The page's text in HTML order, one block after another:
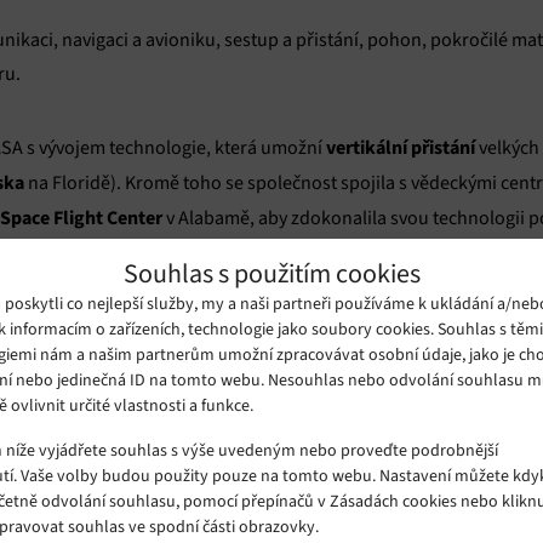
Souhlas s použitím cookies
poskytli co nejlepší služby, my a naši partneři používáme k ukládání a/
informacím o zařízeních, technologie jako soubory cookies. Souhlas s
nám a našim partnerům umožní zpracovávat osobní údaje, jako je
nebo jedinečná ID na tomto webu. Nesouhlas nebo odvolání souhlasu
ovlivnit určité vlastnosti a funkce.
vyjádřete souhlas s výše uvedeným nebo proveďte podrobnější
Vaše volby budou použity pouze na tomto webu. Nastavení můžete
odvolání souhlasu, pomocí přepínačů v Zásadách cookies nebo
souhlas ve spodní části obrazovky.
navigaci a avioniku, sestup a přistání, pohon, pokročilé
s vývojem technologie, která umožnívertikální přistání
na Floridě). Kromě toho se společnost spojila s vědeckými
Flight Centerv Alabamě, aby zdokonalila svou technologii
vývoj její rakety
s dalším vědeckým střediskem agenturyJohnson
na různá místa na Měsíci. Vedle toho bude s centrem
který by mu mohl dodat „šťávu“ až na dva týdny.
bude podílet nebo již podílí, zahrnují kompaktní vodíkový
agentuře mohl umožnit dodávat větší náklad na Mars, nebo
mohli v hlubokém vesmíru pěstovat jídlo.